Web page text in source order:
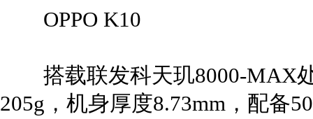
OPPO K10
搭载联发科天玑8000-MAX处
205g，机身厚度8.73mm，配备